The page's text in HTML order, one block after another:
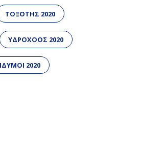
ΤΟΞΟΤΗΣ 2020
ΥΔΡΟΧΟΟΣ 2020
2020